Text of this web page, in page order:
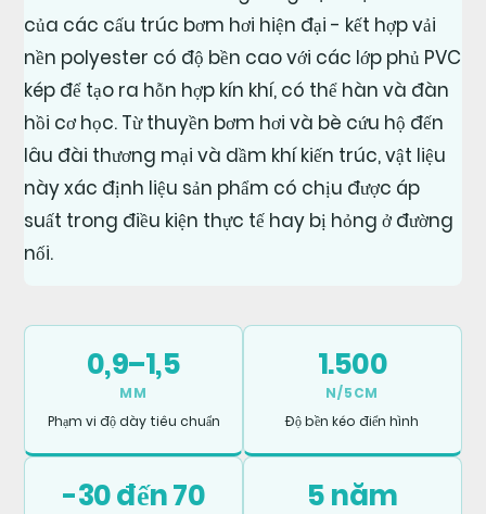
Độ
kín
khít
của
vải
bơm
hơi
PVC:
Yêu
hiệu
lõi
Độ
của các cấu trúc bơm hơi hiện đại - kết hợp vải
nền polyester có độ bền cao với các lớp phủ PVC
kép để tạo ra hỗn hợp kín khí, có thể hàn và đàn
hồi cơ học. Từ thuyền bơm hơi và bè cứu hộ đến
lâu đài thương mại và dầm khí kiến ​​trúc, vật liệu
này xác định liệu sản phẩm có chịu được áp
suất trong điều kiện thực tế hay bị hỏng ở đường
nối.
0,9–1,5
MM
Phạm vi độ dày tiêu chuẩn
1.500
N/5CM
Độ bền kéo điển hình
-30 đến 70 5 năm